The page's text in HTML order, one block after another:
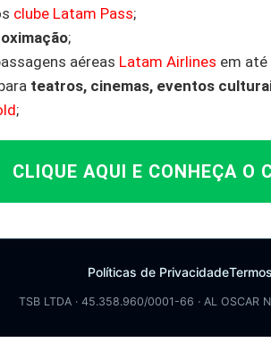
clube Latam Pass;
;
aéreas Latam Airlines em até
teatros, cinemas, eventos
;
CLIQUE AQUI E CONHEÇA O
Políticas de Privacidade
TSB LTDA · 45.358.960/0001-66 · AL OSCAR